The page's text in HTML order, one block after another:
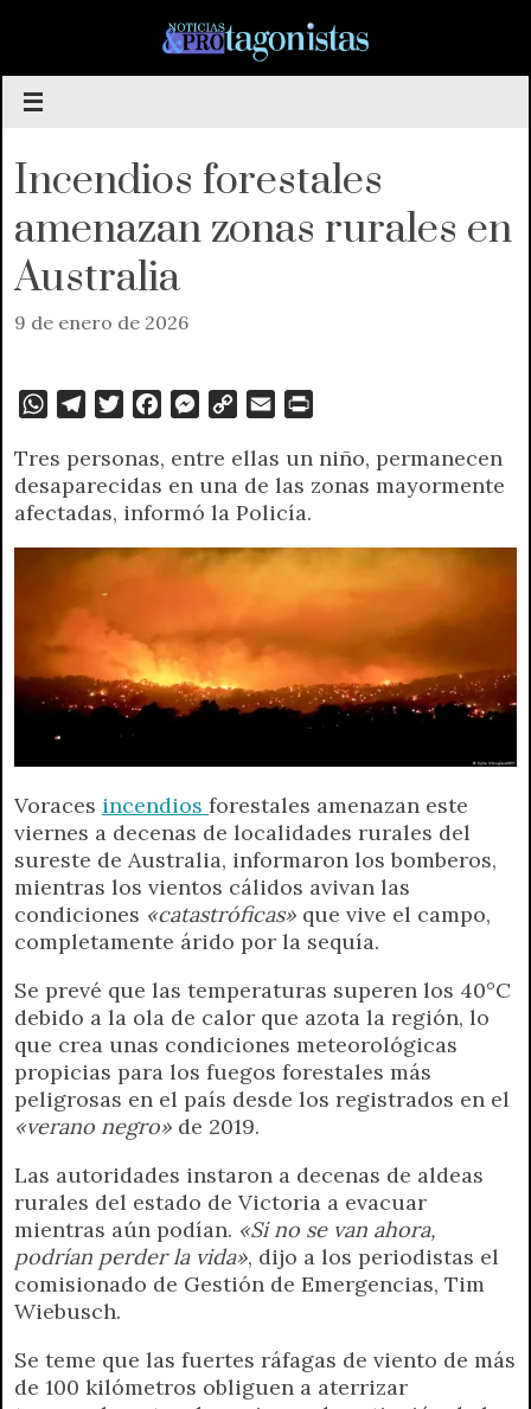
contenido
Incendios forestales
amenazan zonas rurales en
Australia
9 de enero de 2026
W
a
t
s
A
l
e
g
r
m
i
t
t
e
c
e
b
o
M
s
s
e
n
g
r
p
y
L
i
a
i
l
n
F
i
n
d
l
Tres personas, entre ellas un niño, permanecen
desaparecidas en una de las zonas mayormente
afectadas, informó la Policía.
Voraces incendios forestales amenazan este
viernes a decenas de localidades rurales del
sureste de Australia, informaron los bomberos,
mientras los vientos cálidos avivan las
condiciones «catastróficas» que vive el campo,
completamente árido por la sequía.
Se prevé que las temperaturas superen los 40°C
debido a la ola de calor que azota la región, lo
que crea unas condiciones meteorológicas
propicias para los fuegos forestales más
peligrosas en el país desde los registrados en el
«verano negro» de 2019.
Las autoridades instaron a decenas de aldeas
rurales del estado de Victoria a evacuar
mientras aún podían. «Si no se van ahora,
podrían perder la vida», dijo a los periodistas el
comisionado de Gestión de Emergencias, Tim
Wiebusch.
Se teme que las fuertes ráfagas de viento de más
de 100 kilómetros obliguen a aterrizar